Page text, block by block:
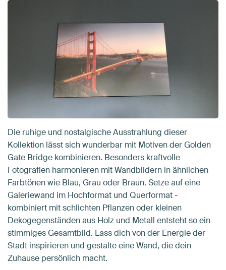
Die ruhige und nostalgische Ausstrahlung dieser
Kollektion lässt sich wunderbar mit Motiven der Golden
Gate Bridge kombinieren. Besonders kraftvolle
Fotografien harmonieren mit Wandbildern in ähnlichen
Farbtönen wie Blau, Grau oder Braun. Setze auf eine
Galeriewand im Hochformat und Querformat -
kombiniert mit schlichten Pflanzen oder kleinen
Dekogegenständen aus Holz und Metall entsteht so ein
stimmiges Gesamtbild. Lass dich von der Energie der
Stadt inspirieren und gestalte eine Wand, die dein
Zuhause persönlich macht.